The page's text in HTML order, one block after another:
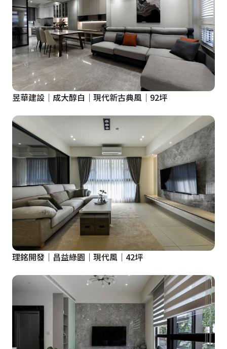
昱華建設│成大醇白│現代新古典風│92坪
理銘開發│昌益綠園│現代風│42坪